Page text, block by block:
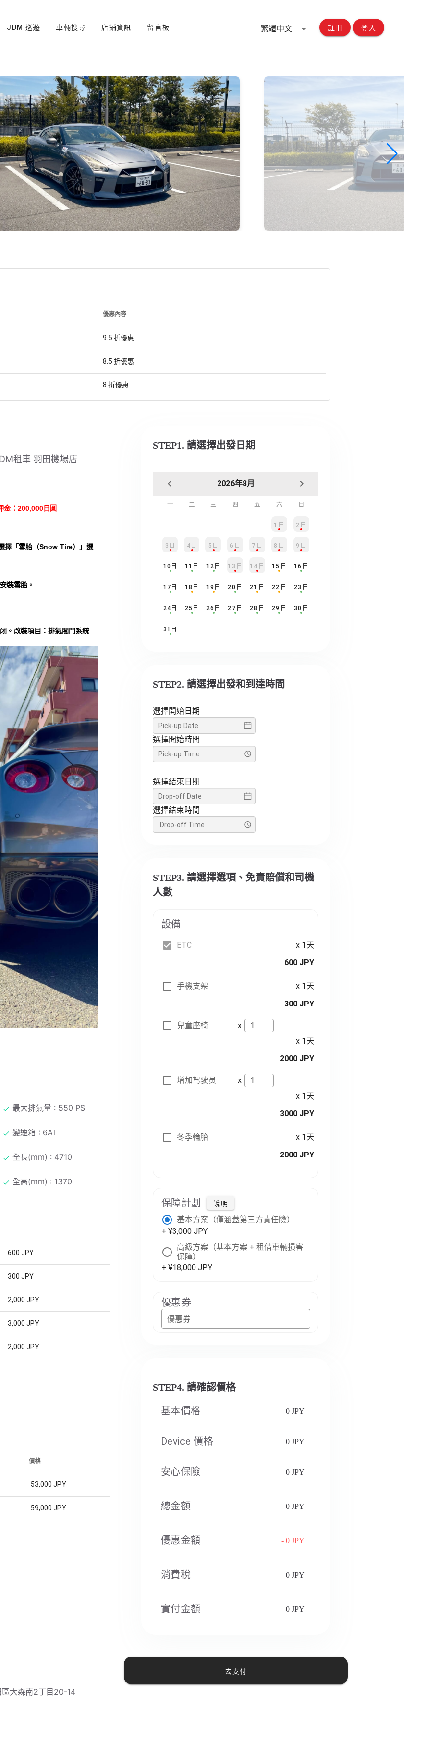
JDM 巡遊 車輛搜尋 店鋪資訊 留言板 繁體中文 註冊 登入
優惠內容
9.5 折優惠
8.5 折優惠
8 折優惠
租車 羽田機場店
金：200,000日圓
擇「雪胎（Snow Tire）」選
裝雪胎。
。 改裝項目：排氣閥門系統
最大排氣量 : 550 PS
變速箱 : 6AT
全長(mm) : 4710
全高(mm) : 1370
600 JPY
300 JPY
2,000 JPY
3,000 JPY
2,000 JPY
價格
53,000 JPY
59,000 JPY
大森南2丁目20-14
STEP1. 請選擇出發日期
2026年8月
一 二 三 四 五 六 日
1日 2日
3日 4日 5日 6日 7日 8日 9日
10日 11日 12日 13日 14日 15日 16日
17日 18日 19日 20日 21日 22日 23日
24日 25日 26日 27日 28日 29日 30日
31日
STEP2. 請選擇出發和到達時間
選擇開始日期
選擇開始時間
選擇結束日期
選擇結束時間
STEP3. 請選擇選項、免責賠償和司機
人數
設備
ETC
x 1天
600 JPY
手機支架
x 1天
300 JPY
兒童座椅
x
x 1天
2000 JPY
增加驾驶员
x
x 1天
3000 JPY
冬季輪胎
x 1天
2000 JPY
保障計劃 說明
基本方案（僅涵蓋第三方責任險）
+ ¥3,000 JPY
高級方案（基本方案 + 租借車輛損害
保障）
+ ¥18,000 JPY
優惠券
優惠券
STEP4. 請確認價格
基本價格 0 JPY
Device 價格 0 JPY
安心保險 0 JPY
總金額 0 JPY
優惠金額 - 0 JPY
消費稅​ 0 JPY
實付金額 0 JPY
去支付